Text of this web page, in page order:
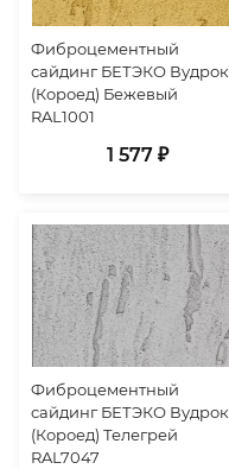
Фиброцементный
сайдинг БЕТЭКО Вудрок
(Короед) Бежевый
RAL1001
1 577 ₽
Фиброцементный
сайдинг БЕТЭКО Вудрок
(Короед) Телегрей
RAL7047